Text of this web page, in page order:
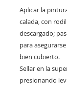
Aplicar la
calada, con
descargado;
para
bien cubierto.
Sellar en la
presionando